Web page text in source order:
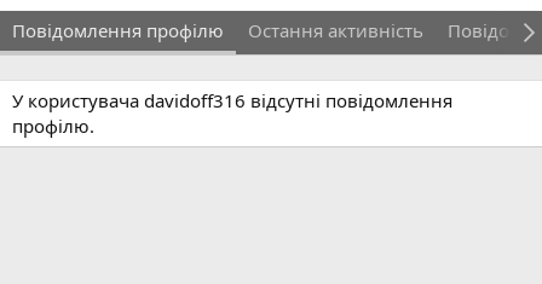
Повідомлення профілю Остання активність
У користувача davidoff316 відсутні повідомлення
профілю.